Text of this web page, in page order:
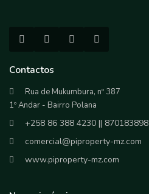
Contactos
Rua de Mukumbura, nº 387
1º Andar - Bairro Polana
+258 86 388 4230 || 870183898
comercial@piproperty-mz.com
www.piproperty-mz.com